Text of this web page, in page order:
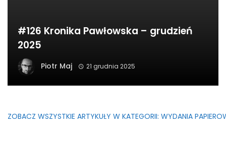
#126 Kronika Pawłowska – grudzień
2025
Piotr Maj 21 grudnia 2025
ZOBACZ WSZYSTKIE ARTYKUŁY W KATEGORII: WYDANIA